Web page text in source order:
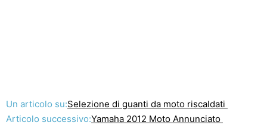
Un articolo su:Selezione di guanti da moto riscaldati
Articolo successivo:Yamaha 2012 Moto Annunciato